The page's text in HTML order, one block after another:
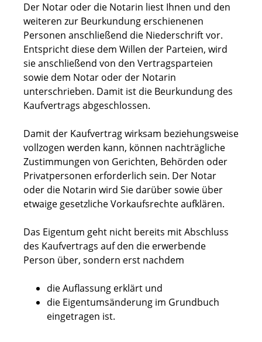
Der Notar oder die Notarin liest Ihnen und den
weiteren zur Beurkundung erschienenen
Personen anschließend die Niederschrift vor.
Entspricht diese dem Willen der Parteien, wird
sie anschließend von den Vertragsparteien
sowie dem Notar oder der Notarin
unterschrieben. Damit ist die Beurkundung des
Kaufvertrags abgeschlossen.
Damit der Kaufvertrag wirksam beziehungsweise
vollzogen werden kann, können nachträgliche
Zustimmungen von Gerichten, Behörden oder
Privatpersonen erforderlich sein. Der Notar
oder die Notarin wird Sie darüber sowie über
etwaige gesetzliche Vorkaufsrechte aufklären.
Das Eigentum geht nicht bereits mit Abschluss
des Kaufvertrags auf den die erwerbende
Person über, sondern erst nachdem
die Auflassung erklärt und
die Eigentumsänderung im Grundbuch
eingetragen ist.